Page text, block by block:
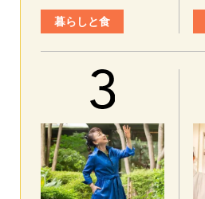
暮らしと食